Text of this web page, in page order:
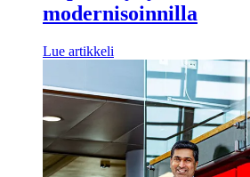
modernisoinnilla
Lue artikkeli